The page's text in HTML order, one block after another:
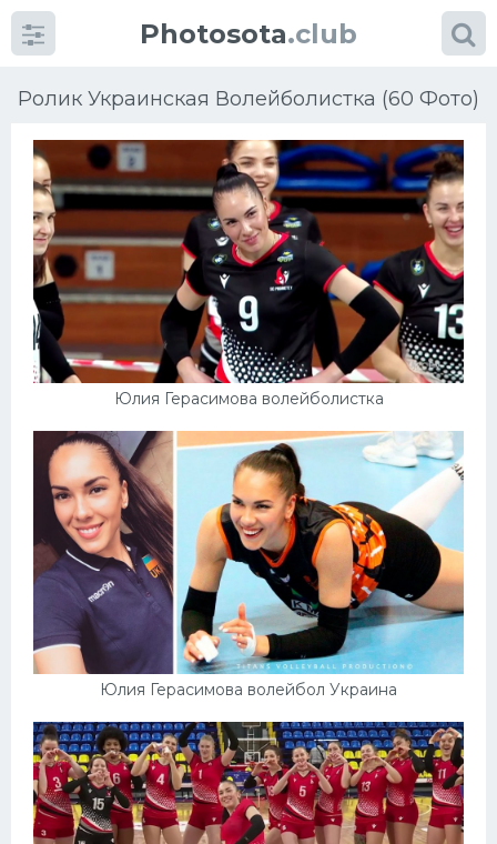
Photosota.club
Ролик Украинская Волейболистка (60 Фото)
Юлия Герасимова волейболистка
Юлия Герасимова волейбол Украина
КатегорииФото
Еще картинки...
Футбол
Хоккей
Велогонки
Конькобежный спорт
Тренажеры
Интерьер квартиры